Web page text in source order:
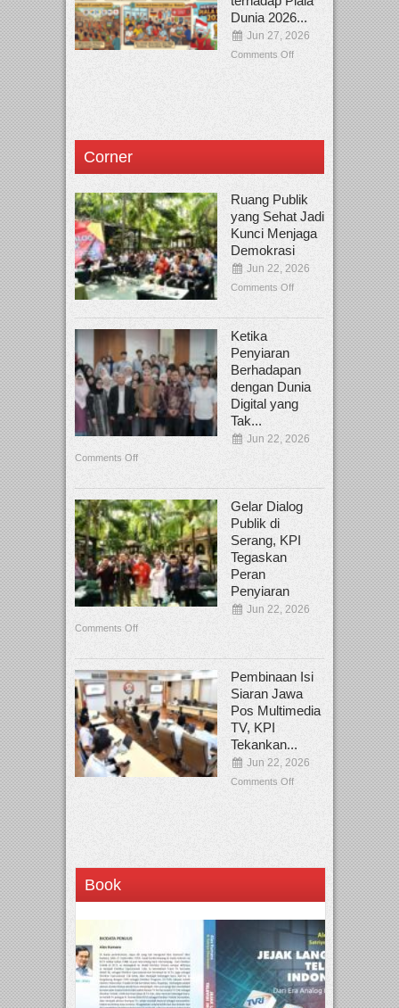
Dunia 2026...
Jun 27, 2026
Comments Off
Corner
Ruang Publik
yang Sehat Jadi
Kunci Menjaga
Demokrasi
Jun 22, 2026
Comments Off
Ketika
Penyiaran
Berhadapan
dengan Dunia
Digital yang
Tak...
Jun 22, 2026
Comments Off
Gelar Dialog
Publik di
Serang, KPI
Tegaskan
Peran
Penyiaran
Jun 22, 2026
Comments Off
Pembinaan Isi
Siaran Jawa
Pos Multimedia
TV, KPI
Tekankan...
Jun 22, 2026
Comments Off
Book